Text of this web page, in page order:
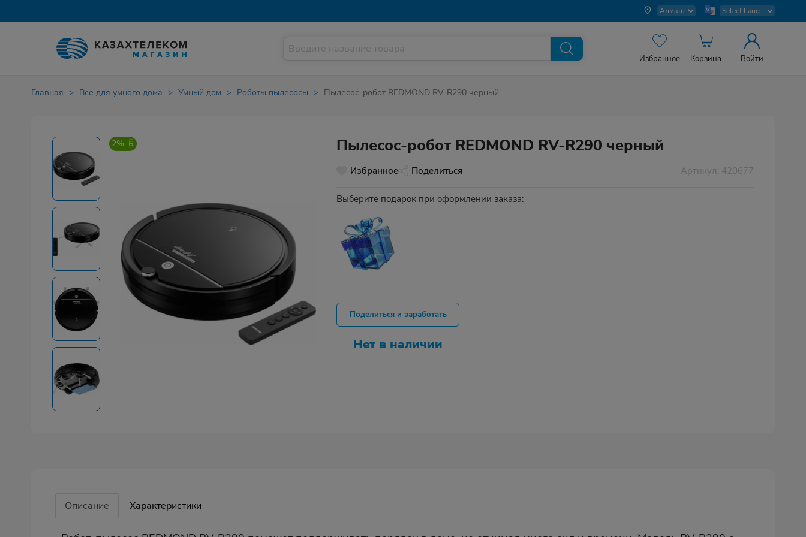
Избранное Корзина Войти
Главная Все для умного дома Умный дом Роботы пылесосы Пылесос-робот REDMOND RV-R290 черный
2% Пылесос-робот REDMOND RV-R290 черный
Избранное Поделиться Артикул: 420677
Выберите подарок при оформлении заказа:
Поделиться и заработать
Нет в наличии
Описание Характеристики